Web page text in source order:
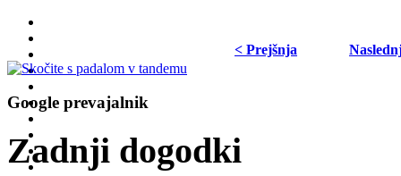
< Prejšnja
Google prevajalnik
Zadnji dogodki